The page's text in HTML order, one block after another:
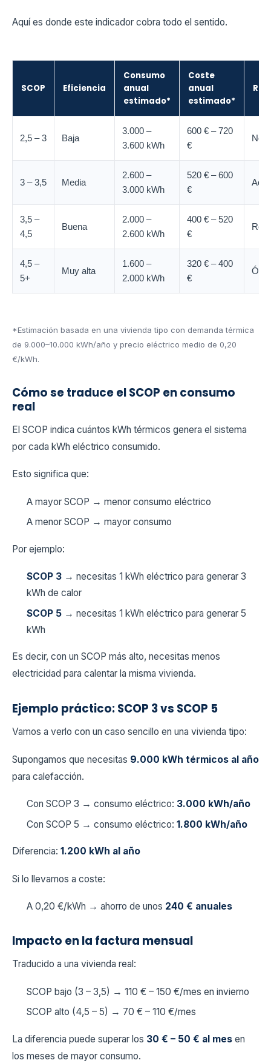
Aquí es donde este indicador cobra todo el sentido.
SCOP Eficiencia
Consumo
anual
estimado*
Coste
anual
estimado*
2,5 – 3 Baja
3.000 –
3.600 kWh
600 € – 720
€
No
3 – 3,5 Media
2.600 –
3.000 kWh
520 € – 600
€
3,5 –
4,5
Buena
2.000 –
2.600 kWh
400 € – 520
€
4,5 –
5+
Muy alta
1.600 –
2.000 kWh
320 € – 400
€
*Estimación basada en una vivienda tipo con demanda térmica
de 9.000–10.000 kWh/año y precio eléctrico medio de 0,20
€/kWh.
Cómo se traduce el SCOP en consumo
real
El SCOP indica cuántos kWh térmicos genera el sistema
por cada kWh eléctrico consumido.
Esto significa que:
A mayor SCOP → menor consumo eléctrico
A menor SCOP → mayor consumo
Por ejemplo:
SCOP 3 → necesitas 1 kWh eléctrico para generar 3
kWh de calor
SCOP 5 → necesitas 1 kWh eléctrico para generar 5
kWh
Es decir, con un SCOP más alto, necesitas menos
electricidad para calentar la misma vivienda.
Ejemplo práctico: SCOP 3 vs SCOP 5
Vamos a verlo con un caso sencillo en una vivienda tipo:
Supongamos que necesitas 9.000 kWh térmicos al año
para calefacción.
Con SCOP 3 → consumo eléctrico: 3.000 kWh/año
Con SCOP 5 → consumo eléctrico: 1.800 kWh/año
Diferencia: 1.200 kWh al año
Si lo llevamos a coste:
A 0,20 €/kWh → ahorro de unos 240 € anuales
Impacto en la factura mensual
Traducido a una vivienda real:
SCOP bajo (3 – 3,5) → 110 € – 150 €/mes en invierno
SCOP alto (4,5 – 5) → 70 € – 110 €/mes
La diferencia puede superar los 30 € – 50 € al mes en
los meses de mayor consumo.